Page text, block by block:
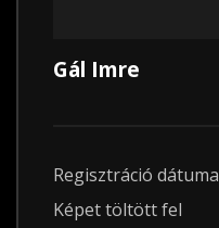
Gál Imre
Regisztráció dátuma
Képet töltött fel